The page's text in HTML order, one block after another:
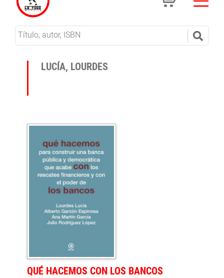
LUCÍA, LOURDES
QUÉ HACEMOS CON LOS BANCOS